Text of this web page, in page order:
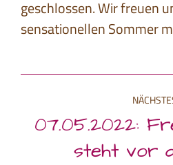
geschlossen. Wir freuen
sensationellen Sommer
07.05.2022:
steht vor